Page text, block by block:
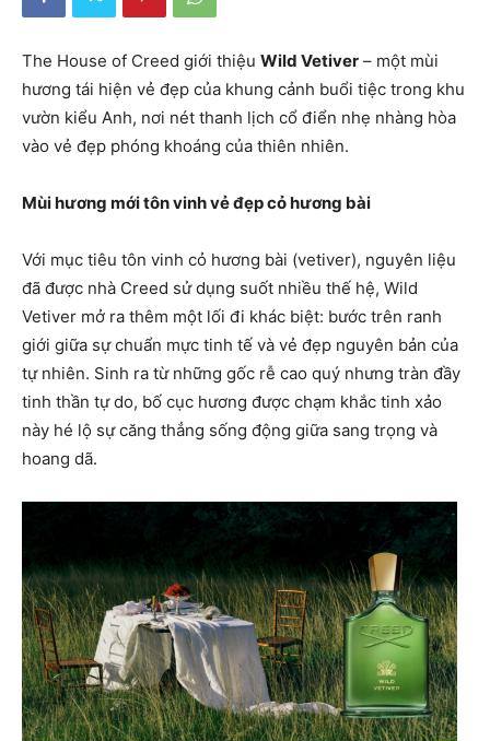
The House of Creed giới thiệu Wild Vetiver – một mùi
hương tái hiện vẻ đẹp của khung cảnh buổi tiệc trong khu
vườn kiểu Anh, nơi nét thanh lịch cổ điển nhẹ nhàng hòa
vào vẻ đẹp phóng khoáng của thiên nhiên.
Mùi hương mới tôn vinh vẻ đẹp cỏ hương bài
Với mục tiêu tôn vinh cỏ hương bài (vetiver), nguyên liệu
đã được nhà Creed sử dụng suốt nhiều thế hệ, Wild
Vetiver mở ra thêm một lối đi khác biệt: bước trên ranh
giới giữa sự chuẩn mực tinh tế và vẻ đẹp nguyên bản của
tự nhiên. Sinh ra từ những gốc rễ cao quý nhưng tràn đầy
tinh thần tự do, bố cục hương được chạm khắc tinh xảo
này hé lộ sự căng thẳng sống động giữa sang trọng và
hoang dã.